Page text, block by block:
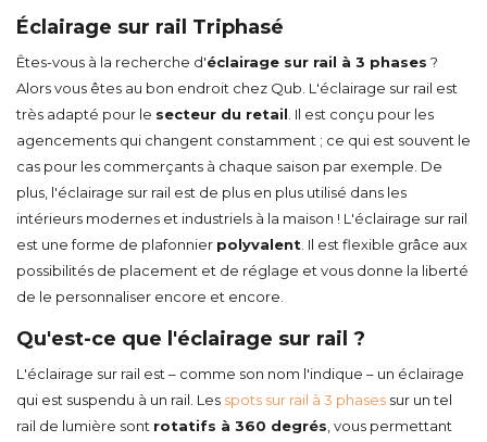
Éclairage sur rail Triphasé
Êtes-vous à la recherche d'éclairage sur rail à 3 phases ?
Alors vous êtes au bon endroit chez Qub. L'éclairage sur rail est
très adapté pour le secteur du retail . Il est conçu pour les
agencements qui changent constamment ; ce qui est souvent le
cas pour les commerçants à chaque saison par exemple. De
plus, l'éclairage sur rail est de plus en plus utilisé dans les
intérieurs modernes et industriels à la maison ! L'éclairage sur rail
est une forme de plafonnier polyvalent . Il est flexible grâce aux
possibilités de placement et de réglage et vous donne la liberté
de le personnaliser encore et encore.
Qu'est-ce que l'éclairage sur rail ?
L'éclairage sur rail est – comme son nom l'indique – un éclairage
qui est suspendu à un rail. Les spots sur rail à 3 phases sur un tel
rail de lumière sont rotatifs à 360 degrés , vous permettant